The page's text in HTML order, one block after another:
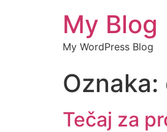
My Blog
My WordPress Blog
Oznaka:
Tečaj za